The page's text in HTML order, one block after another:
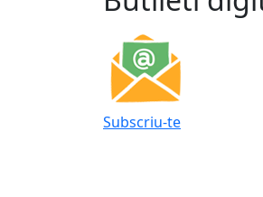
Subscriu-te